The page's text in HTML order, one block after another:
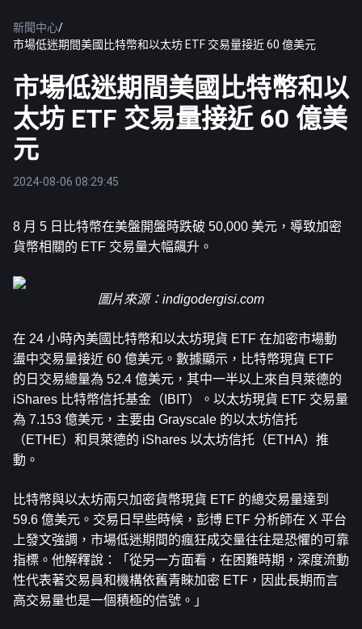
新聞中心/
市場低迷期間美國比特幣和以太坊 ETF 交易量接近 60 億美元
市場低迷期間美國比特幣和以
太坊 ETF 交易量接近 60 億美
元
2024-08-06 08:29:45
8 月 5 日 比特幣在美盤開盤時跌破 50,000 美元，導致加密
貨幣相關的 ETF 交易量大幅飆升。
圖片來源： indigodergisi.com
在 24 小時內美國比特幣和以太坊現貨 ETF 在加密市場動
盪中交易量接近 60 億美元。數據顯示，比特幣現貨 ETF
的日交易總量為 52.4 億美元，其中一半以上來自貝萊德的
iShares 比特幣信托基金（IBIT）。以太坊現貨 ETF 交易量
為 7.153 億美元，主要由 Grayscale 的以太坊信托
（ETHE）和貝萊德的 iShares 以太坊信托（ETHA）推
動。
比特幣與以太坊兩只加密貨幣現貨 ETF 的總交易量達到
59.6 億美元。交易日早些時候，彭博 ETF 分析師在 X 平台
上發文強調，市場低迷期間的瘋狂成交量往往是恐懼的可靠
指標。他解釋說：「從另一方面看，在困難時期，深度流動
性代表著交易員和機構依舊青睞加密 ETF，因此長期而言
高交易量也是一個積極的信號。」